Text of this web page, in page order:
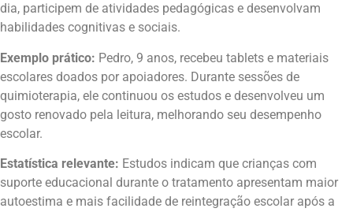
dia, participem de atividades pedagógicas e desenvolvam
habilidades cognitivas e sociais.
Exemplo prático: Pedro, 9 anos, recebeu tablets e materiais
escolares doados por apoiadores. Durante sessões de
quimioterapia, ele continuou os estudos e desenvolveu um
gosto renovado pela leitura, melhorando seu desempenho
escolar.
Estatística relevante: Estudos indicam que crianças com
suporte educacional durante o tratamento apresentam maior
autoestima e mais facilidade de reintegração escolar após a